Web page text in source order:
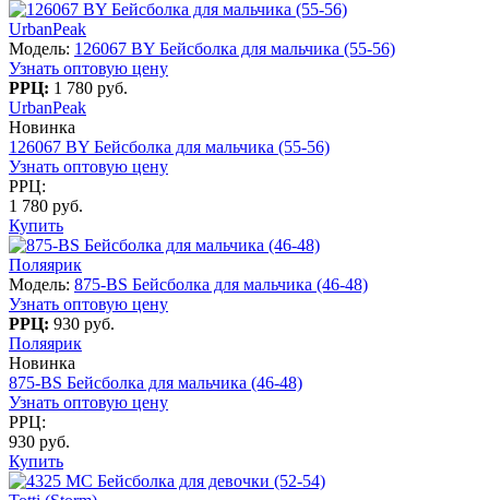
UrbanPeak
Модель: 126067 BY Бейсболка для мальчика (55-56)
Узнать оптовую цену
РРЦ: 1 780 руб.
UrbanPeak
Новинка
126067 BY Бейсболка для мальчика (55-56)
Узнать оптовую цену
РРЦ:
1 780 руб.
Купить
Поляярик
Модель: 875-BS Бейсболка для мальчика (46-48)
Узнать оптовую цену
РРЦ: 930 руб.
Поляярик
Новинка
875-BS Бейсболка для мальчика (46-48)
Узнать оптовую цену
РРЦ:
930 руб.
Купить